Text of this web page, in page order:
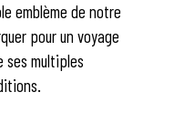
emblème de notre
pour un voyage
ses multiples